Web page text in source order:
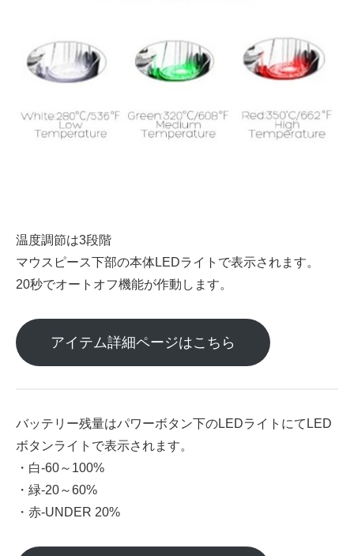
温度調節は3段階
マウスピース下部の本体LEDライトで表示されます。
20秒でオートオフ機能が作動します。
アイテム詳細ページはこちら
バッテリー残量はパワーボタン下のLEDライトにてLED
ボタンライトで表示されます。
・白-60～100%
・緑-20～60%
・赤-UNDER 20%